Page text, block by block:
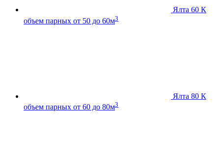
Ялта 60 К
объем парных от 50 до 60м3
Ялта 80 К
объем парных от 60 до 80м3